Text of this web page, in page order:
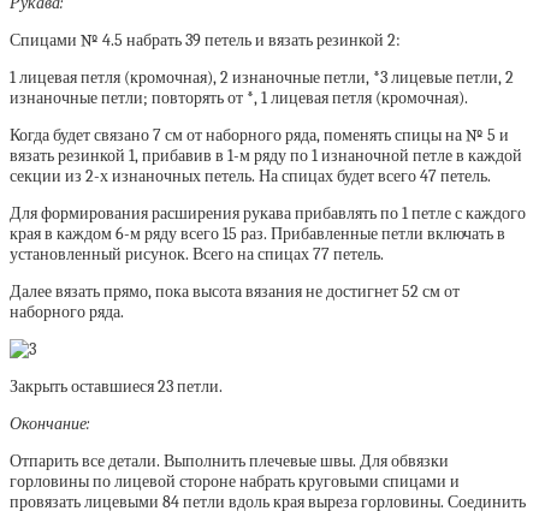
Спицами № 4.5 набрать 39 петель и вязать резинкой 2:
1 лицевая петля (кромочная), 2 изнаночные петли, *3 лицевые петли, 2
изнаночные петли; повторять от *, 1 лицевая петля (кромочная).
Когда будет связано 7 см от наборного ряда, поменять спицы на № 5 и
вязать резинкой 1, прибавив в 1-м ряду по 1 изнаночной петле в каждой
секции из 2-х изнаночных петель. На спицах будет всего 47 петель.
Для формирования расширения рукава прибавлять по 1 петле с каждого
края в каждом 6-м ряду всего 15 раз. Прибавленные петли включать в
установленный рисунок. Всего на спицах 77 петель.
Далее вязать прямо, пока высота вязания не достигнет 52 см от
наборного ряда.
Закрыть оставшиеся 23 петли.
Окончание:
Отпарить все детали. Выполнить плечевые швы. Для обвязки
горловины по лицевой стороне набрать круговыми спицами и
провязать лицевыми 84 петли вдоль края выреза горловины. Соединить